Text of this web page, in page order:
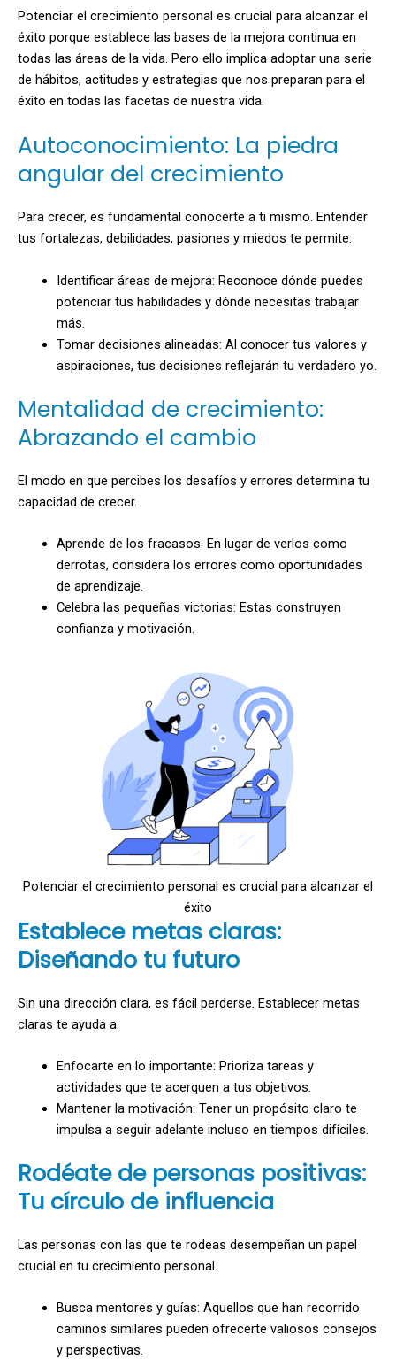
Potenciar el crecimiento personal es crucial para alcanzar el
éxito porque establece las bases de la mejora continua en
todas las áreas de la vida. Pero ello implica adoptar una serie
de hábitos, actitudes y estrategias que nos preparan para el
éxito en todas las facetas de nuestra vida.
Autoconocimiento: La piedra
angular del crecimiento
Para crecer, es fundamental conocerte a ti mismo. Entender
tus fortalezas, debilidades, pasiones y miedos te permite:
Identificar áreas de mejora: Reconoce dónde puedes
potenciar tus habilidades y dónde necesitas trabajar
más.
Tomar decisiones alineadas: Al conocer tus valores y
aspiraciones, tus decisiones reflejarán tu verdadero yo.
Mentalidad de crecimiento:
Abrazando el cambio
El modo en que percibes los desafíos y errores determina tu
capacidad de crecer.
Aprende de los fracasos: En lugar de verlos como
derrotas, considera los errores como oportunidades
de aprendizaje.
Celebra las pequeñas victorias: Estas construyen
confianza y motivación.
Potenciar el crecimiento personal es crucial para alcanzar el
éxito
Establece metas claras:
Diseñando tu futuro
Sin una dirección clara, es fácil perderse. Establecer metas
claras te ayuda a:
Enfocarte en lo importante: Prioriza tareas y
actividades que te acerquen a tus objetivos.
Mantener la motivación: Tener un propósito claro te
impulsa a seguir adelante incluso en tiempos difíciles.
Rodéate de personas positivas:
Tu círculo de influencia
Las personas con las que te rodeas desempeñan un papel
crucial en tu crecimiento personal.
Busca mentores y guías: Aquellos que han recorrido
caminos similares pueden ofrecerte valiosos consejos
y perspectivas.